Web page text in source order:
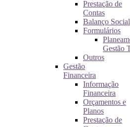
Prestação de
Contas
Balanço Social
Formulários
Gestão
Outros
Gestão
Financeira
Informação
Financeira
Orçamentos e
Planos
Prestação de